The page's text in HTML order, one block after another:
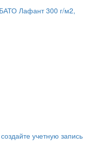
создайте учетную запись